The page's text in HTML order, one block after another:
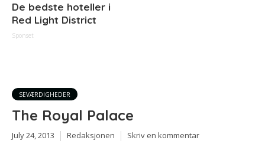
De bedste hoteller i
Red Light District
Sponset
SEVÆRDIGHEDER
The Royal Palace
July 24, 2013 Redaksjonen Skriv en kommentar